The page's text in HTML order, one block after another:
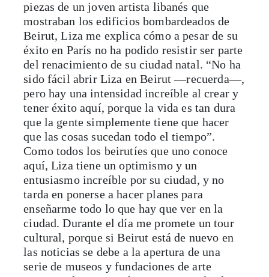
piezas de un joven artista libanés que
mostraban los edificios bombardeados de
Beirut, Liza me explica cómo a pesar de su
éxito en París no ha podido resistir ser parte
del renacimiento de su ciudad natal. “No ha
sido fácil abrir Liza en Beirut —recuerda—,
pero hay una intensidad increíble al crear y
tener éxito aquí, porque la vida es tan dura
que la gente simplemente tiene que hacer
que las cosas sucedan todo el tiempo”.
Como todos los beirutíes que uno conoce
aquí, Liza tiene un optimismo y un
entusiasmo increíble por su ciudad, y no
tarda en ponerse a hacer planes para
enseñarme todo lo que hay que ver en la
ciudad. Durante el día me promete un tour
cultural, porque si Beirut está de nuevo en
las noticias se debe a la apertura de una
serie de museos y fundaciones de arte